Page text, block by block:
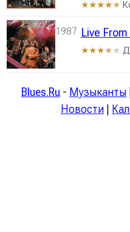
★★★★★
1987 Live
★★★★★
Blues.Ru - Музыканты
Новости |